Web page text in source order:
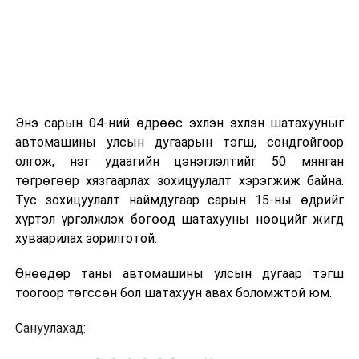
Энэ сарын 04-ний өдрөөс эхлэн эхлэн шатахууныг
автомашины улсын дугаарын тэгш, сондгойгоор
олгож, нэг удаагийн цэнэглэлтийг 50 мянган
төгрөгөөр хязгаарлах зохицуулалт хэрэгжиж байна.
Тус зохицуулалт наймдугаар сарын 15-ны өдрийг
хүртэл үргэлжлэх бөгөөд шатахууны нөөцийг жигд
хуваарилах зорилготой.
Өнөөдөр таны автомашины улсын дугаар тэгш
тоогоор төгссөн бол шатахуун авах боломжтой юм.
Сануулахад: